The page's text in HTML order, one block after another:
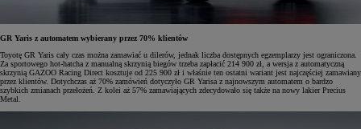
GR Yaris z automatem wybierany przez 70% klientów
Toyotę GR Yaris cały czas można zamawiać u dilerów, jednak liczba dostępnych egzemplarzy jest ograniczona.
Za sportowego hot-hatcha z manualną skrzynią biegów trzeba zapłacić 214 900 zł, a wersja z automatyczną
skrzynią GAZOO Racing Direct kosztuje od 225 900 zł i właśnie ten ostatni wariant jest najczęściej zamawiany
przez klientów. Dotychczas aż 70% zamówień dotyczyło GR Yarisa z najnowszym automatem o bardzo
szybkich zmianach przełożeń. Z kolei aż 57% zamawiających zdecydowało się także na nowy lakier Precius
Metal.